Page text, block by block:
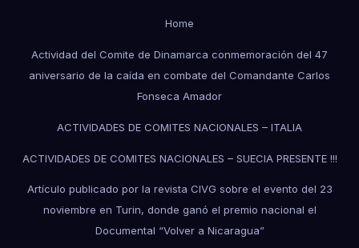
Home
Actividad del Comite de Dinamarca conmemoración del 47
aniversario de la caída en combate del Comandante Carlos
Fonseca Amador
ACTIVIDADES DE COMITES NACIONALES – ITALIA
ACTIVIDADES DE COMITES NACIONALES – SUECIA PRESENTE !!!
Artículo publicado por la revista CIVG sobre el evento del 23
noviembre en Turin, donde ganó el premio nacional el
Documental “Volver a Nicaragua”